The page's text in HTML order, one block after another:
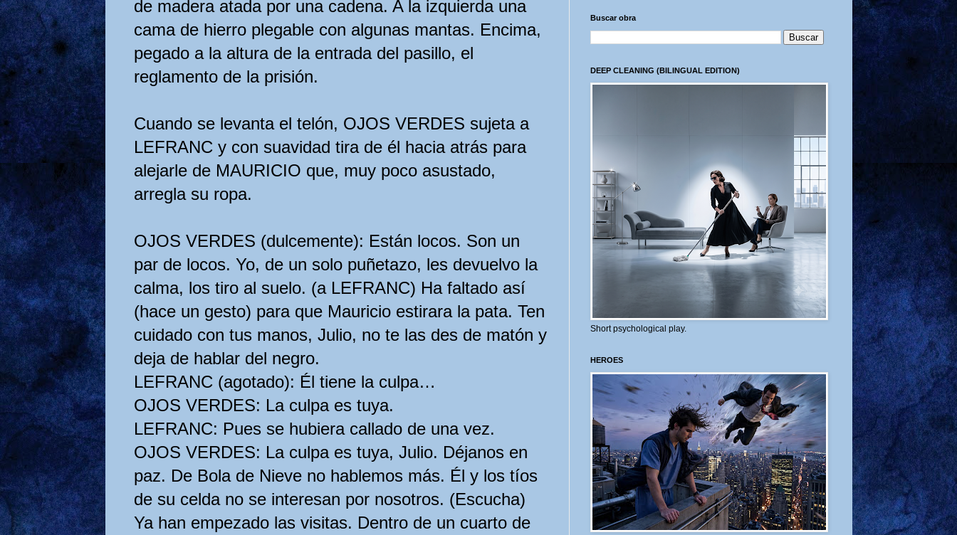
de madera atada por una cadena. A la izquierda una
cama de hierro plegable con algunas mantas. Encima,
pegado a la altura de la entrada del pasillo, el
reglamento de la prisión.
Cuando se levanta el telón, OJOS VERDES sujeta a
LEFRANC y con suavidad tira de él hacia atrás para
alejarle de MAURICIO que, muy poco asustado,
arregla su ropa.
OJOS VERDES (dulcemente): Están locos. Son un
par de locos. Yo, de un solo puñetazo, les devuelvo la
calma, los tiro al suelo. (a LEFRANC) Ha faltado así
(hace un gesto) para que Mauricio estirara la pata. Ten
cuidado con tus manos, Julio, no te las des de matón y
deja de hablar del negro.
LEFRANC (agotado): Él tiene la culpa…
OJOS VERDES: La culpa es tuya.
LEFRANC: Pues se hubiera callado de una vez.
OJOS VERDES: La culpa es tuya, Julio. Déjanos en
paz. De Bola de Nieve no hablemos más. Él y los tíos
de su celda no se interesan por nosotros. (Escucha)
Ya han empezado las visitas. Dentro de un cuarto de
Buscar obra
DEEP CLEANING (BILINGUAL EDITION)
Short psychological play.
HEROES